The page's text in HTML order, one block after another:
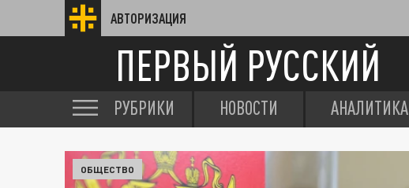
АВТОРИЗАЦИЯ
ПЕРВЫЙ РУССКИЙ
РУБРИКИ НОВОСТИ АНАЛИТИКА
ОБЩЕСТВО